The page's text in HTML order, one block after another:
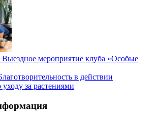
Выездное мероприятие клуба «Особые
в действии